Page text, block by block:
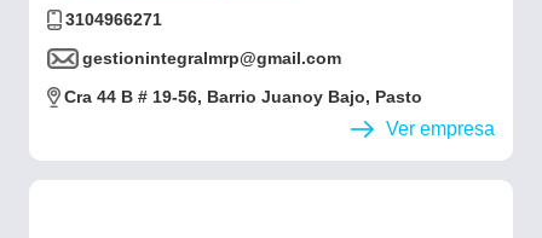
3104966271
gestionintegralmrp@gmail.com
Cra 44 B # 19-56, Barrio Juanoy Bajo, Pasto
Ver empresa